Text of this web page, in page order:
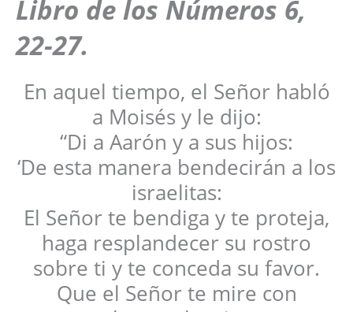
Libro de los Números 6,
22-27.
En aquel tiempo, el Señor habló
a Moisés y le dijo:
“Di a Aarón y a sus hijos:
‘De esta manera bendecirán a los
israelitas:
El Señor te bendiga y te proteja,
haga resplandecer su rostro
sobre ti y te conceda su favor.
Que el Señor te mire con